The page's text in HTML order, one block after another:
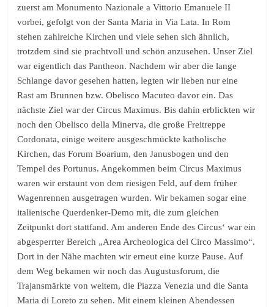
zuerst am Monumento Nazionale a Vittorio Emanuele II
vorbei, gefolgt von der Santa Maria in Via Lata. In Rom
stehen zahlreiche Kirchen und viele sehen sich ähnlich,
trotzdem sind sie prachtvoll und schön anzusehen. Unser Ziel
war eigentlich das Pantheon. Nachdem wir aber die lange
Schlange davor gesehen hatten, legten wir lieben nur eine
Rast am Brunnen bzw. Obelisco Macuteo davor ein. Das
nächste Ziel war der Circus Maximus. Bis dahin erblickten wir
noch den Obelisco della Minerva, die große Freitreppe
Cordonata, einige weitere ausgeschmückte katholische
Kirchen, das Forum Boarium, den Janusbogen und den
Tempel des Portunus. Angekommen beim Circus Maximus
waren wir erstaunt von dem riesigen Feld, auf dem früher
Wagenrennen ausgetragen wurden. Wir bekamen sogar eine
italienische Querdenker-Demo mit, die zum gleichen
Zeitpunkt dort stattfand. Am anderen Ende des Circus‘ war ein
abgesperrter Bereich „Area Archeologica del Circo Massimo“.
Dort in der Nähe machten wir erneut eine kurze Pause. Auf
dem Weg bekamen wir noch das Augustusforum, die
Trajansmärkte von weitem, die Piazza Venezia und die Santa
Maria di Loreto zu sehen. Mit einem kleinen Abendessen